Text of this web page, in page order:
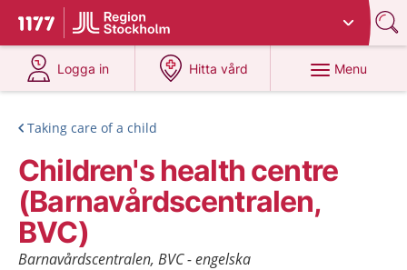
To start page for 1177
Du har valt region
Logga in
at 1177.se
Hitta vård
at 1177.se
Menu
Taking care of a child
Children's health centre
(Barnavårdscentralen,
BVC)
Barnavårdscentralen, BVC - engelska